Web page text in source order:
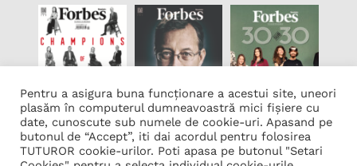
Lista Firme
Transcription Software Vatis Tech
Pentru a asigura buna funcționare a acestui site, uneori
plasăm în computerul dumneavoastră mici fișiere cu
date, cunoscute sub numele de cookie-uri. Apasand pe
butonul de “Accept”, iti dai acordul pentru folosirea
TUTUROR cookie-urilor. Poti apasa pe butonul "Setari